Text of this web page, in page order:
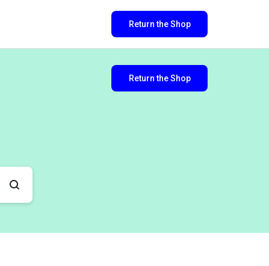
Return the Shop
Return the Shop